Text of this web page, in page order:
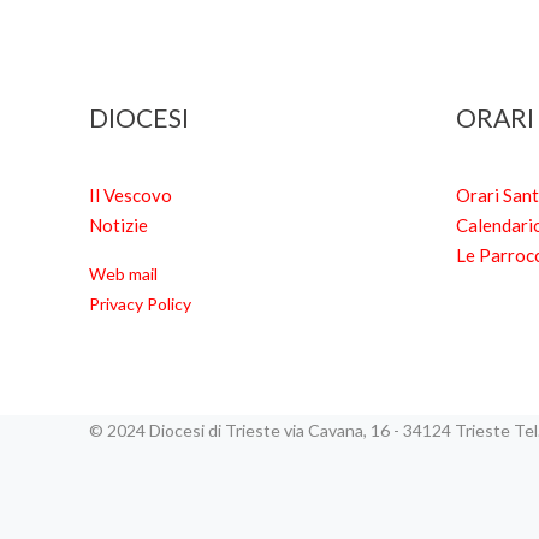
DIOCESI
Il Vescovo
Notizie
Web mail
Privacy Policy
Orari
Le
© 2024 Diocesi di Trieste via Cavana, 16 - 34124 Trieste